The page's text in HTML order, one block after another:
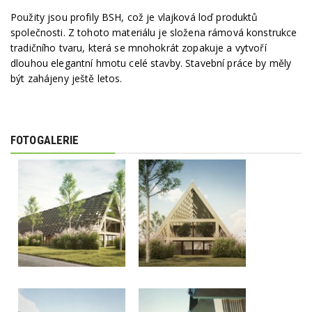
Použity jsou profily BSH, což je vlajková loď produktů
společnosti. Z tohoto materiálu je složena rámová konstrukce
tradičního tvaru, která se mnohokrát zopakuje a vytvoří
dlouhou elegantní hmotu celé stavby. Stavební práce by měly
být zahájeny ještě letos.
FOTOGALERIE